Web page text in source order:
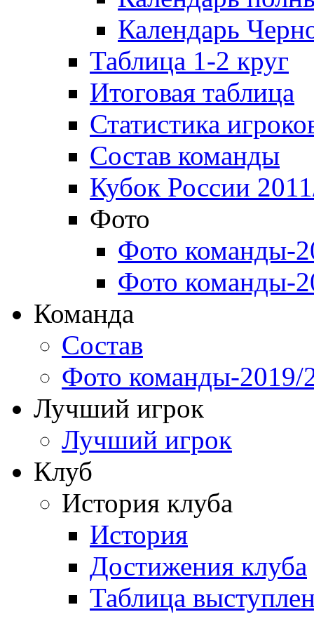
Календарь
Таблица 1-2 круг
Итоговая таблица
Статистика
Состав команды
Кубок России
Фото
Фото команды-
Фото команды-
Команда
Состав
Фото команды-2019/
Лучший игрок
Лучший игрок
Клуб
История клуба
История
Достижения клуба
Таблица